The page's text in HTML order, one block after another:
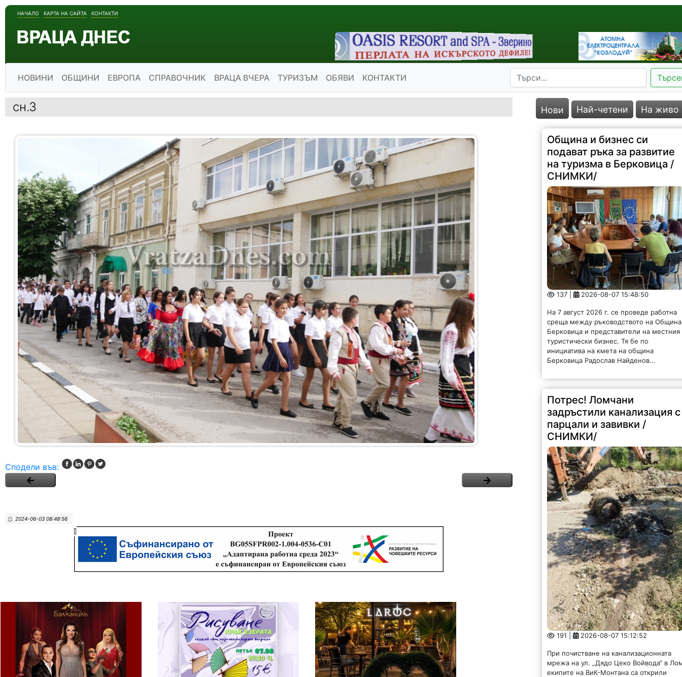
НАЧАЛО КАРТА НА САЙТА КОНТАКТИ
НОВИНИ ОБЩИНИ ЕВРОПА СПРАВОЧНИК ВРАЦА ВЧЕРА ТУРИЗЪМ ОБЯВИ КОНТАКТИ
сн.3
Сподели във:
2024-06-03 08:48:56
Нови Най-четени На живо
Община и бизнес си
подават ръка за развитие
на туризма в Берковица /
СНИМКИ/
137 | 2026-08-07 15:48:50
На 7 август 2026 г. се проведе работна
среща между ръководството на Община
Берковица и представители на местния
туристически бизнес. Тя бе по
инициатива на кмета на община
Берковица Радослав Найденов...
Потрес! Ломчани
задръстили канализация с
парцали и завивки /
СНИМКИ/
191 | 2026-08-07 15:12:52
При почистване на канализационната
мрежа на ул. „Дядо Цеко Войвода“ в
екипите на ВиК-Монтана са открили